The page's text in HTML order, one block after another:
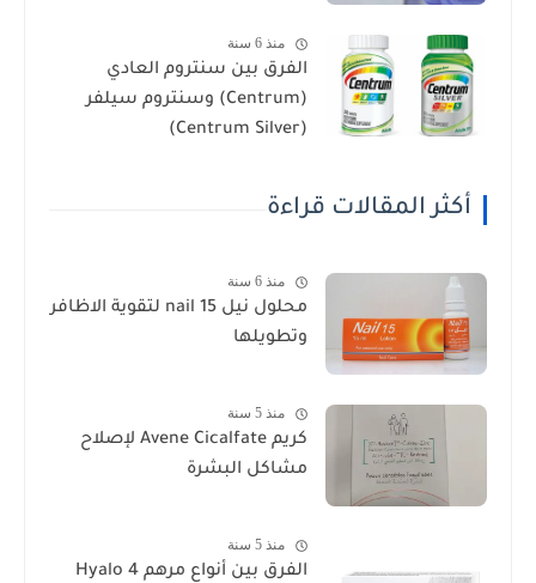
منذ 6 سنة
الفرق بين سنتروم العادي
(Centrum) وسنتروم سيلفر
(Centrum Silver)
أكثر المقالات قراءة
منذ 6 سنة
محلول نيل nail 15 لتقوية الاظافر
وتطويلها
منذ 5 سنة
كريم Avene Cicalfate لإصلاح
مشاكل البشرة
منذ 5 سنة
الفرق بين أنواع مرهم Hyalo 4